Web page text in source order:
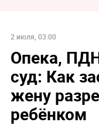
2 июля, 03:00
Опека,
суд: Как
жену
ребёнком